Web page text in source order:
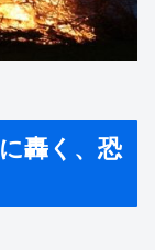
轟く、恐